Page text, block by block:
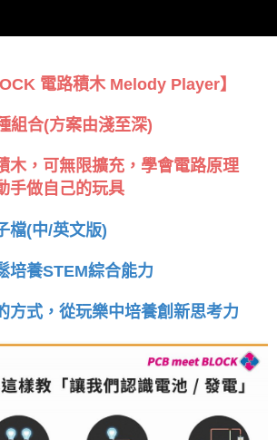
電路積木 Melody Player】
組合(方案由淺至深)
木，可無限擴充，學會電路原理
手做自己的玩具
檔(中/英文版)
培養STEM綜合能力
方式，從玩樂中培養創新思考力